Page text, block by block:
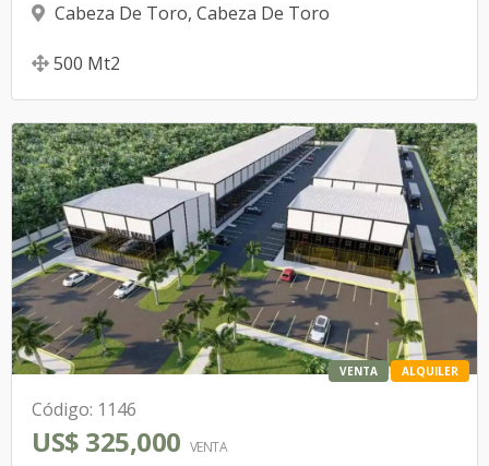
Cabeza De Toro, Cabeza De Toro
500 Mt2
VENTA ALQUILER
Código: 1146
US$ 325,000 VENTA